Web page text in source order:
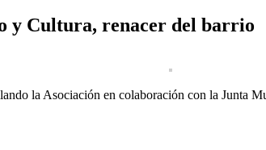
y Cultura, renacer del barrio
la Asociación en colaboración con la Junta